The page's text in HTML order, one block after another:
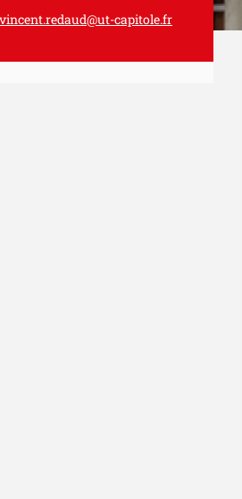
vincent.redaud@ut-capitole.fr